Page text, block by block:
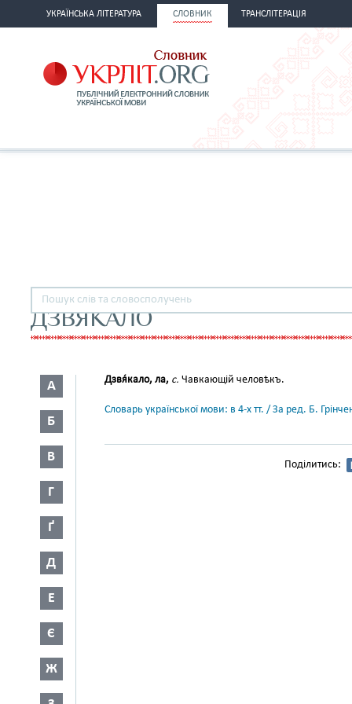
УКРАЇНСЬКА ЛІТЕРАТУРА СЛОВНИК ТРАНСЛІТЕРАЦІЯ
ДЗВЯКАЛО
А
Б
В
Г
Ґ
Д
Е
Є
Ж
Дзвя́кало, ла, с. Чавкающій человѣкъ.
Словарь української мови: в 4-х тт. / За ред. Б.
Поділитись: